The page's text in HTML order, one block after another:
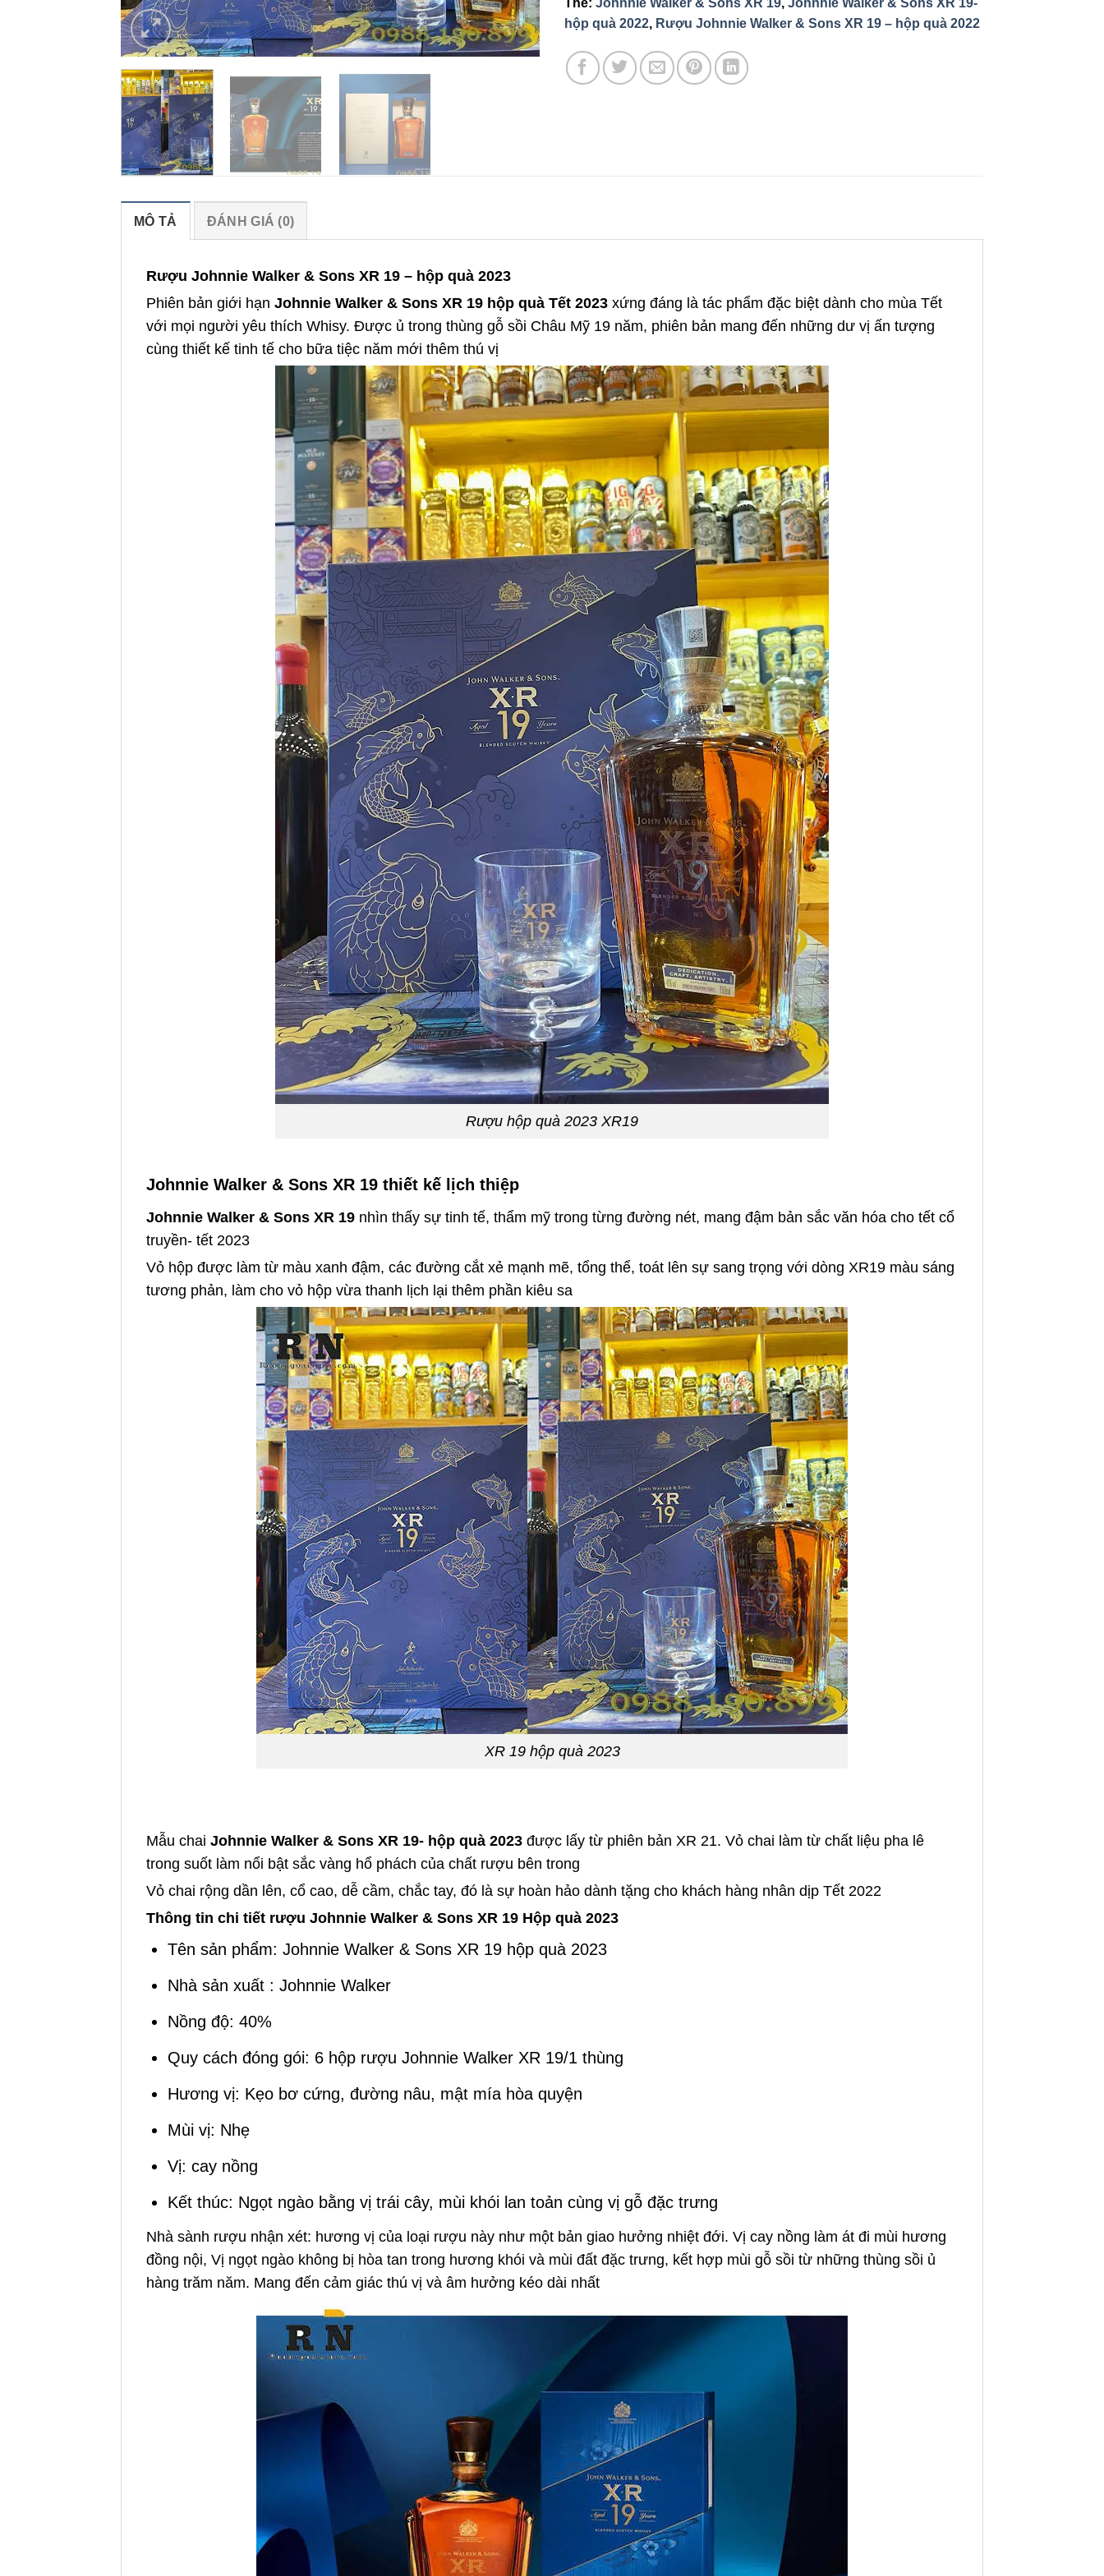
hộp quà 2022, Rượu Johnnie Walker & Sons XR 19 – hộp quà 2022
MÔ TẢ ĐÁNH GIÁ (0)
Rượu Johnnie Walker & Sons XR 19 – hộp quà 2023
Phiên bản giới hạn Johnnie Walker & Sons XR 19 hộp quà Tết 2023 xứng đáng là tác phẩm đặc biệt dành cho mùa Tết
với mọi người yêu thích Whisy. Được ủ trong thùng gỗ sồi Châu Mỹ 19 năm, phiên bản mang đến những dư vị ấn tượng
cùng thiết kế tinh tế cho bữa tiệc năm mới thêm thú vị
Rượu hộp quà 2023 XR19
Johnnie Walker & Sons XR 19 thiết kế lịch thiệp
Johnnie Walker & Sons XR 19 nhìn thấy sự tinh tế, thẩm mỹ trong từng đường nét, mang đậm bản sắc văn hóa cho tết cổ
truyền- tết 2023
Vỏ hộp được làm từ màu xanh đậm, các đường cắt xẻ mạnh mẽ, tổng thể, toát lên sự sang trọng với dòng XR19 màu sáng
tương phản, làm cho vỏ hộp vừa thanh lịch lại thêm phần kiêu sa
XR 19 hộp quà 2023
Mẫu chai Johnnie Walker & Sons XR 19- hộp quà 2023 được lấy từ phiên bản XR 21. Vỏ chai làm từ chất liệu pha lê
trong suốt làm nổi bật sắc vàng hổ phách của chất rượu bên trong
Vỏ chai rộng dần lên, cổ cao, dễ cầm, chắc tay, đó là sự hoàn hảo dành tặng cho khách hàng nhân dịp Tết 2022
Thông tin chi tiết rượu Johnnie Walker & Sons XR 19 Hộp quà 2023
Tên sản phẩm: Johnnie Walker & Sons XR 19 hộp quà 2023
Nhà sản xuất : Johnnie Walker
Nồng độ: 40%
Quy cách đóng gói: 6 hộp rượu Johnnie Walker XR 19/1 thùng
Hương vị: Kẹo bơ cứng, đường nâu, mật mía hòa quyện
Mùi vị: Nhẹ
Vị: cay nồng
Kết thúc: Ngọt ngào bằng vị trái cây, mùi khói lan toản cùng vị gỗ đặc trưng
Nhà sành rượu nhận xét: hương vị của loại rượu này như một bản giao hưởng nhiệt đới. Vị cay nồng làm át đi mùi hương
đồng nội, Vị ngọt ngào không bị hòa tan trong hương khói và mùi đất đặc trưng, kết hợp mùi gỗ sồi từ những thùng sồi ủ
hàng trăm năm. Mang đến cảm giác thú vị và âm hưởng kéo dài nhất